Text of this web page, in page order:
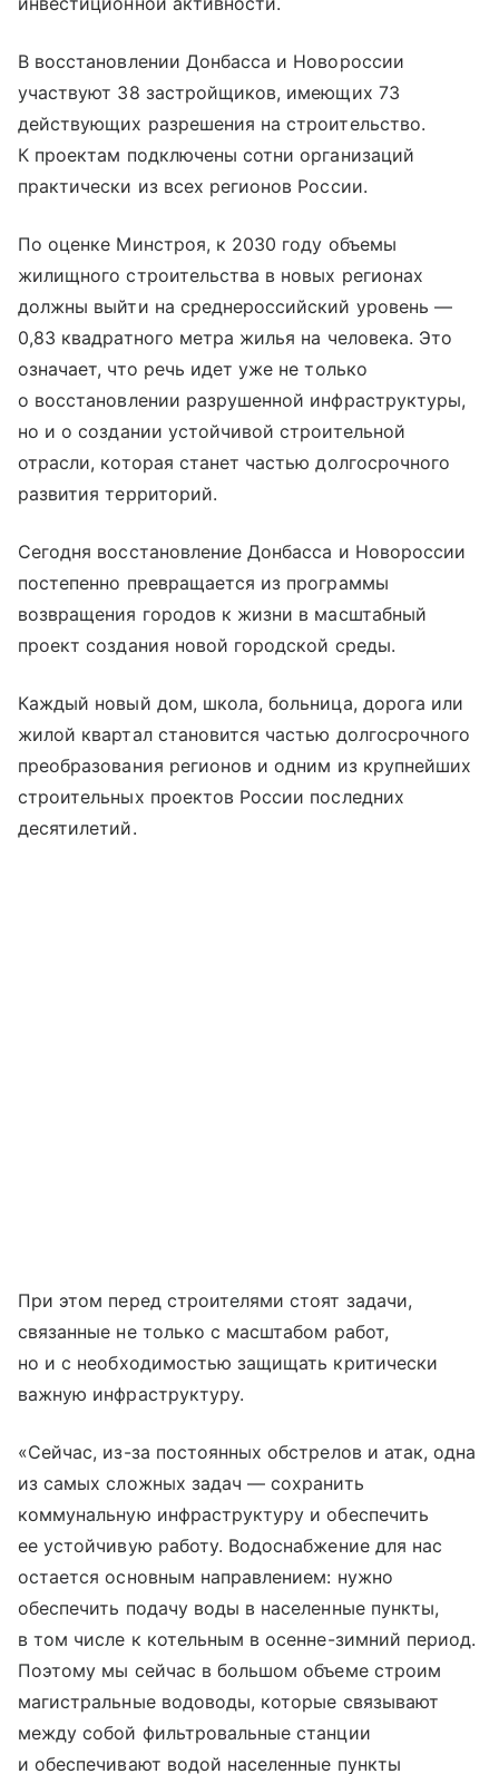
В восстановлении Донбасса и Новороссии
участвуют 38 застройщиков, имеющих 73
действующих разрешения на строительство.
К проектам подключены сотни организаций
практически из всех регионов России.
По оценке Минстроя, к 2030 году объемы
жилищного строительства в новых регионах
должны выйти на среднероссийский уровень —
0,83 квадратного метра жилья на человека. Это
означает, что речь идет уже не только
о восстановлении разрушенной инфраструктуры,
но и о создании устойчивой строительной
отрасли, которая станет частью долгосрочного
развития территорий.
Сегодня восстановление Донбасса и Новороссии
постепенно превращается из программы
возвращения городов к жизни в масштабный
проект создания новой городской среды.
Каждый новый дом, школа, больница, дорога или
жилой квартал становится частью долгосрочного
преобразования регионов и одним из крупнейших
строительных проектов России последних
десятилетий.
При этом перед строителями стоят задачи,
связанные не только с масштабом работ,
но и с необходимостью защищать критически
важную инфраструктуру.
«Сейчас, из-за постоянных обстрелов и атак, одна
из самых сложных задач — сохранить
коммунальную инфраструктуру и обеспечить
ее устойчивую работу. Водоснабжение для нас
остается основным направлением: нужно
обеспечить подачу воды в населенные пункты,
в том числе к котельным в осенне-зимний период.
Поэтому мы сейчас в большом объеме строим
магистральные водоводы, которые связывают
между собой фильтровальные станции
и обеспечивают водой населенные пункты